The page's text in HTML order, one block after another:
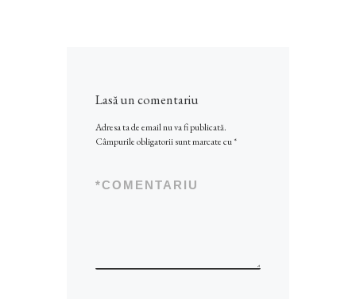
Lasă un comentariu
Adresa ta de email nu va fi publicată.
Câmpurile obligatorii sunt marcate cu*
COMENTARIU
*